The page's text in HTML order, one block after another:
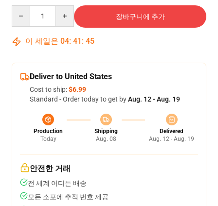
장바구니에 추가
이 세일은 04: 41 : 45
Deliver to United States
Cost to ship:$6.99
Standard - Order today to get byAug. 12 - Aug. 19
Production
Today
Shipping
Aug. 08
Delivered
Aug. 12 - Aug. 19
안전한 거래
전 세계 어디든 배송
모든 소포에 추적 번호 제공